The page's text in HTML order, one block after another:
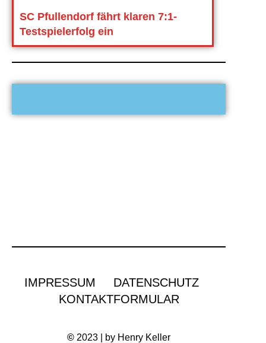
SC Pfullendorf fährt klaren 7:1-
Testspielerfolg ein
IMPRESSUM
DATENSCHUTZ
KONTAKTFORMULAR
© 2023 | by Henry Keller